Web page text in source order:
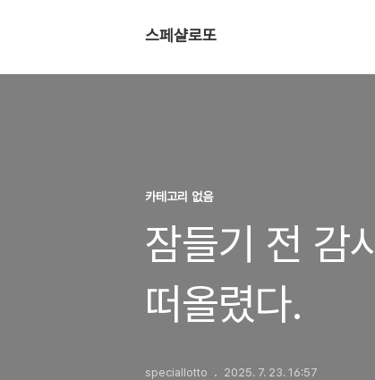
스페샬로또
카테고리 없음
잠들기 전 감
떠올렸다.
speciallotto 2025. 7. 23. 16:57